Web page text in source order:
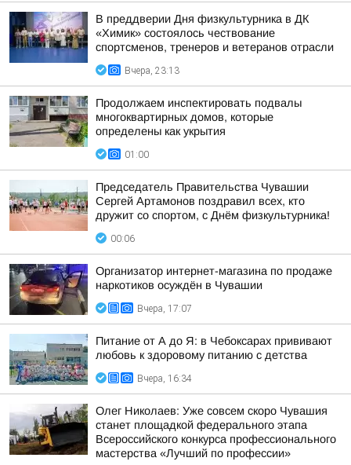
В преддверии Дня физкультурника в ДК
«Химик» состоялось чествование
спортсменов, тренеров и ветеранов отрасли
Вчера, 23:13
Продолжаем инспектировать подвалы
многоквартирных домов, которые
определены как укрытия
01:00
Председатель Правительства Чувашии
Сергей Артамонов поздравил всех, кто
дружит со спортом, с Днём физкультурника!
00:06
Организатор интернет-магазина по продаже
наркотиков осуждён в Чувашии
Вчера, 17:07
Питание от А до Я: в Чебоксарах прививают
любовь к здоровому питанию с детства
Вчера, 16:34
Олег Николаев: Уже совсем скоро Чувашия
станет площадкой федерального этапа
Всероссийского конкурса профессионального
мастерства «Лучший по профессии»